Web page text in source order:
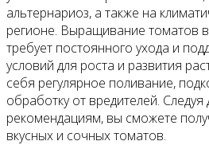
альтернариоз, а также на
регионе. Выращивание томатов
требует постоянного ухода и
условий для роста и развития
себя регулярное поливание,
обработку от вредителей.
рекомендациям, вы сможете
вкусных и сочных томатов.